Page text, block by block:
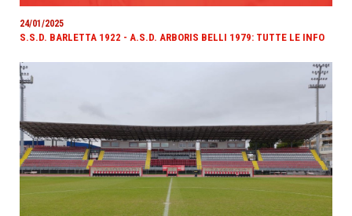
24/01/2025
S.S.D. BARLETTA 1922 - A.S.D. ARBORIS BELLI 1979: TUTTE LE INFO